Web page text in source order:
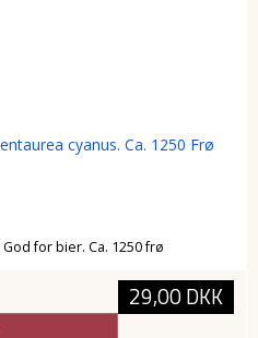
cyanus. Ca. 1250 Frø
for bier. Ca. 1250 frø
29,00 DKK